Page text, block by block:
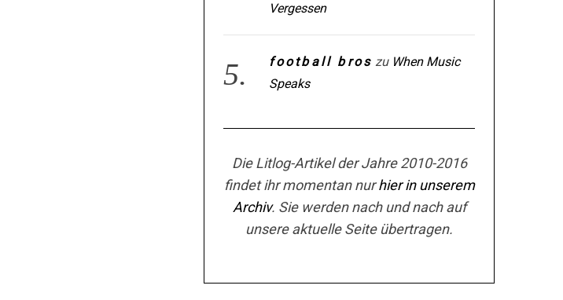
Vergessen
football bros zu When Music
Speaks
Die Litlog-Artikel der Jahre 2010-2016
findet ihr momentan nurhier in unserem
Archiv. Sie werden nach und nach auf
unsere aktuelle Seite übertragen.